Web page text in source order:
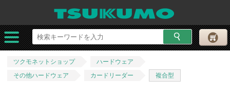
ツクモネットショップ
ハードウェア
その他ハードウェア
カードリーダー 複合型